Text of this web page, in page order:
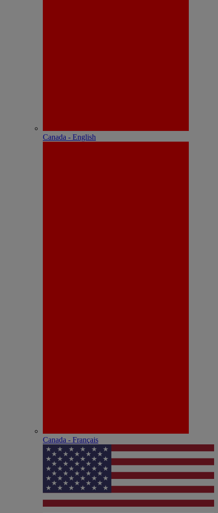
Canada - English
Canada - Français